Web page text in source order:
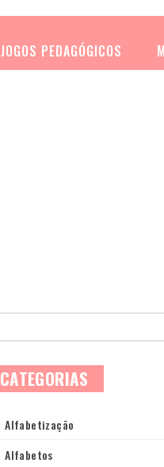
JOGOS PEDAGÓGICOS
CATEGORIAS
Alfabetização
Alfabetos